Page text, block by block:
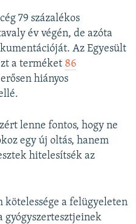
79 százalékos
év végén, de azóta
Az Egyesült
a terméket 86
hiányos
lenne fontos, hogy ne
egy új oltás, hanem
hitelesítsék az
a felügyeleten
gyógyszertesztjeinek